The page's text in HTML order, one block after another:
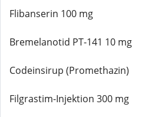
Flibanserin 100 mg
Bremelanotid PT-141 10 mg
Codeinsirup (Promethazin)
Filgrastim-Injektion 300 mg